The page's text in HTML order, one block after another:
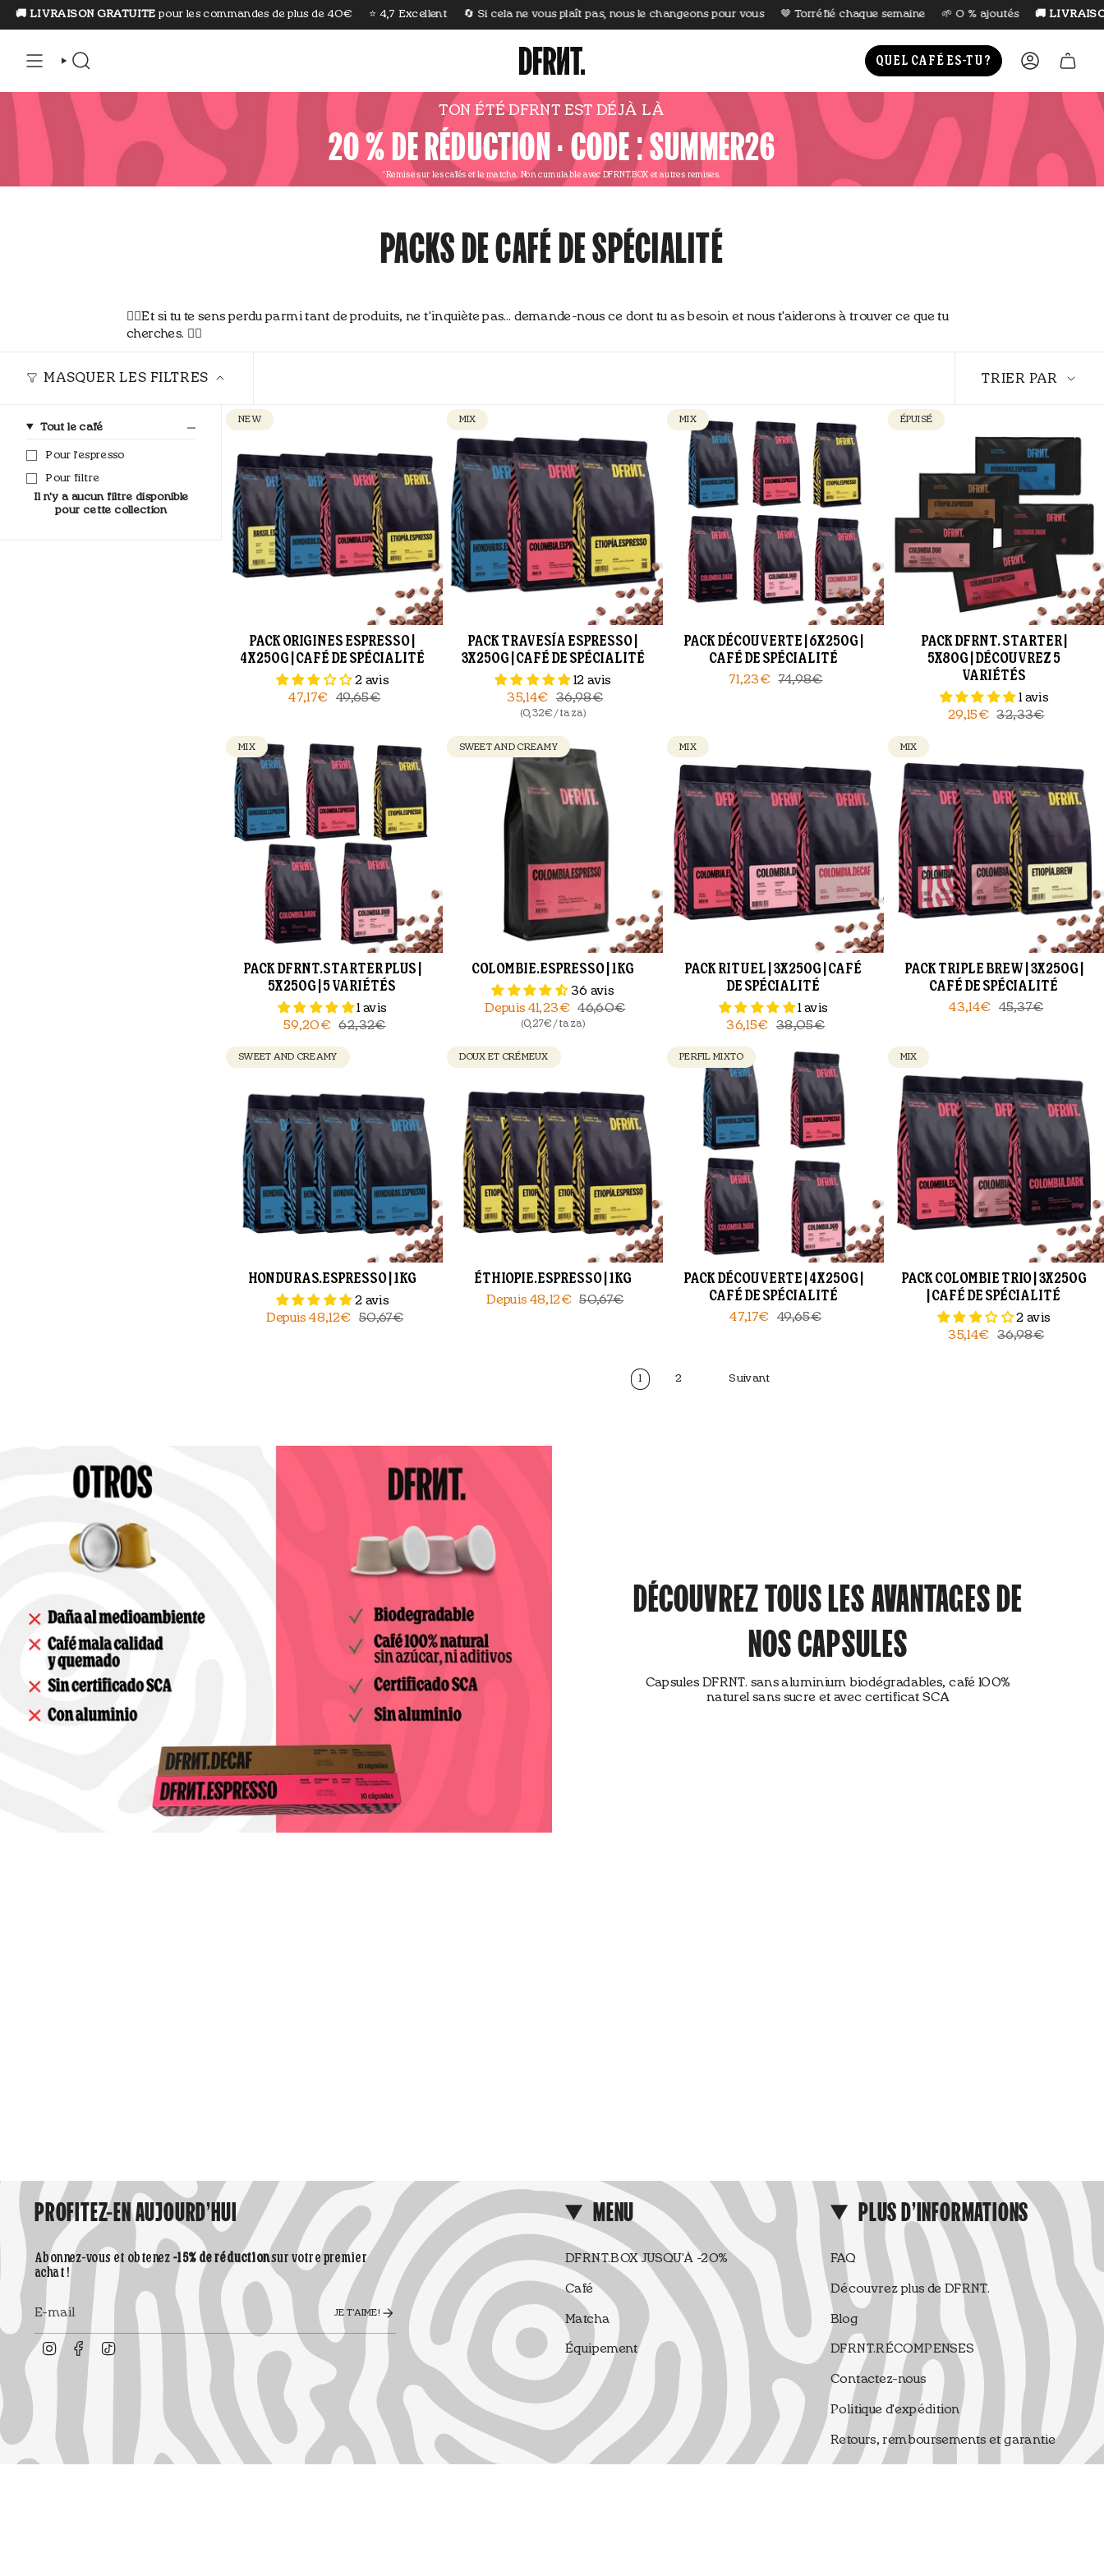
Aller
GRATUITEpour les commandes de plus de 40€ ⭐️ 4,7 Excellent 🔄 Si cela ne vous plaît pas, nous le changeons pour vous 🤎 Torréfié chaque semaine 🌱 0 % ajoutés 🚚 LIVRAISON
RECHERCHE QUEL CAFÉ ES-TU ? COMPTE
TON ÉTÉ DFRNT EST DÉJÀ LÀ
20 % DE RÉDUCTION · CODE : SUMMER26
*Remise sur les cafés et le matcha. Non cumulable avec DFRNT.BOX et autres remises.
PACKS DE CAFÉ DE SPÉCIALITÉ
👇🏼Et si tu te sens perdu parmi tant de produits, ne t'inquiète pas… demande-nous ce dont tu as besoin et nous t'aiderons à trouver ce que tu
cherches. 👇🏼
MASQUER LES FILTRES TRIER PAR
Tout le café
Pour l'espresso
Pour filtre
Il n'y a aucun filtre disponible
pour cette collection
NEW
PACK ORIGINES ESPRESSO |
4X250G | CAFÉ DE SPÉCIALITÉ
2 avis
47,17€
49,65€
MIX
PACK TRAVESÍA ESPRESSO |
3X250G | CAFÉ DE SPÉCIALITÉ
12 avis
35,14€
36,98€
(0,32€ / taza)
MIX
PACK DÉCOUVERTE | 6X250G |
CAFÉ DE SPÉCIALITÉ
71,23€ 74,98€
ÉPUISÉ
PACK DFRNT. STARTER |
5X80G | DÉCOUVREZ 5
VARIÉTÉS
1 avis
29,15€
32,33€
MIX
PACK DFRNT.STARTER PLUS |
5X250G | 5 VARIÉTÉS
1 avis
59,20€
62,32€
SWEET AND CREAMY
COLOMBIE.ESPRESSO | 1KG
36 avis
Depuis 41,23€ 46,60€
(0,27€ / taza)
MIX
PACK RITUEL | 3X250G | CAFÉ
DE SPÉCIALITÉ
1 avis
36,15€
38,05€
MIX
PACK TRIPLE BREW | 3X250G |
CAFÉ DE SPÉCIALITÉ
43,14€ 45,37€
SWEET AND CREAMY
HONDURAS.ESPRESSO | 1KG
2 avis
Depuis 48,12€ 50,67€
DOUX ET CRÉMEUX
ÉTHIOPIE.ESPRESSO | 1KG
Depuis 48,12€ 50,67€
PERFIL MIXTO
PACK DÉCOUVERTE | 4X250G |
CAFÉ DE SPÉCIALITÉ
47,17€ 49,65€
MIX
PACK COLOMBIE TRIO | 3X250G
| CAFÉ DE SPÉCIALITÉ
2 avis
35,14€
36,98€
1 2 Suivant
DÉCOUVREZ TOUS LES AVANTAGES DE
NOS CAPSULES
Capsules DFRNT. sans aluminium biodégradables, café 100%
naturel sans sucre et avec certificat SCA
PROFITEZ-EN AUJOURD'HUI
Abonnez-vous et obtenez -15% de réductionsur votre premier
achat !
JE T'AIME!
InstagramFacebook
MENU
DFRNT.BOX JUSQU'À -20%
Café
Matcha
Équipement
PLUS D'INFORMATIONS
FAQ
Découvrez plus de DFRNT.
Blog
DFRNT.RÉCOMPENSES
Contactez-nous
Politique d'expédition
Retours, remboursements et garantie